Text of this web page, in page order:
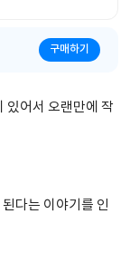
구매하기
있어서 오랜만에 작
다는 이야기를 인